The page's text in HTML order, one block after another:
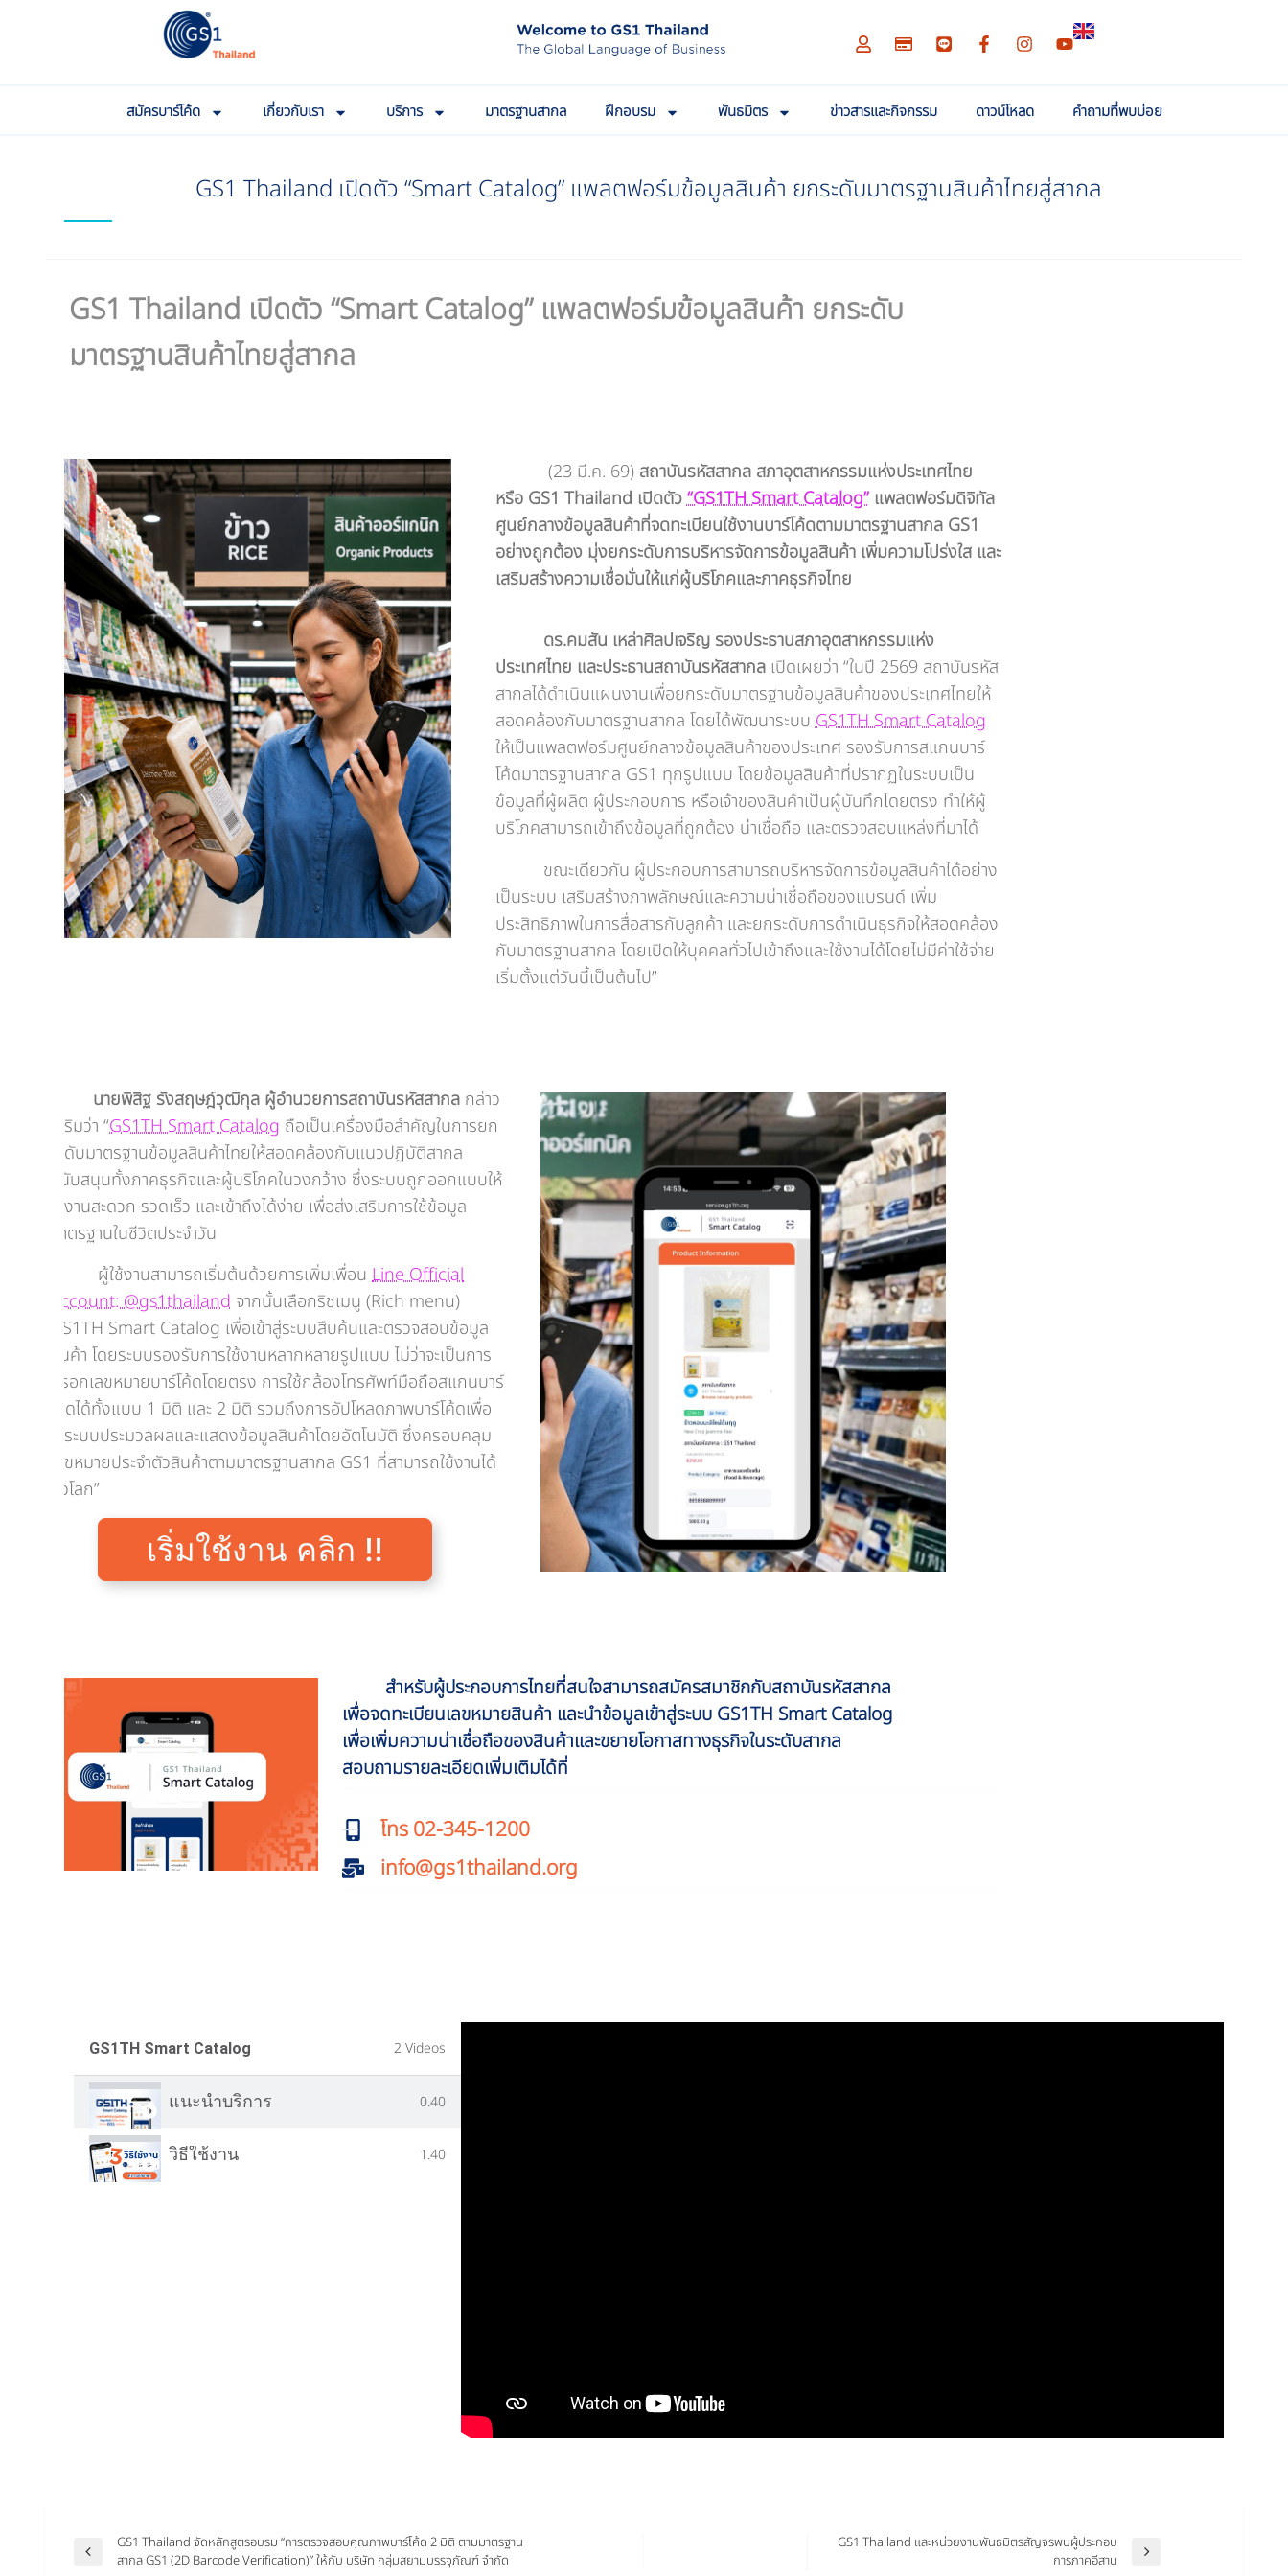
สมัครบาร์โค้ด เกี่ยวกับเรา บริการ มาตรฐานสากล ฝึกอบรม พันธมิตร ข่าวสารและกิจกรรม ดาวน์โหลด คำถามที่พบบ่อย
GS1 Thailand เปิดตัว “Smart Catalog” แพลตฟอร์มข้อมูลสินค้า ยกระดับมาตรฐานสินค้าไทยสู่สากล
GS1 Thailand เปิดตัว “Smart Catalog” แพลตฟอร์มข้อมูลสินค้า ยกระดับ
มาตรฐานสินค้าไทยสู่สากล
(23 มี.ค. 69) สถาบันรหัสสากล สภาอุตสาหกรรมแห่งประเทศไทย
หรือ GS1 Thailand เปิดตัว“GS1TH Smart Catalog”แพลตฟอร์มดิจิทัล
ศูนย์กลางข้อมูลสินค้าที่จดทะเบียนใช้งานบาร์โค้ดตามมาตรฐานสากล GS1
อย่างถูกต้อง มุ่งยกระดับการบริหารจัดการข้อมูลสินค้า เพิ่มความโปร่งใส และ
เสริมสร้างความเชื่อมั่นให้แก่ผู้บริโภคและภาคธุรกิจไทย
ดร.คมสัน เหล่าศิลปเจริญ รองประธานสภาอุตสาหกรรมแห่ง
ประเทศไทย และประธานสถาบันรหัสสากล เปิดเผยว่า “ในปี 2569 สถาบันรหัส
สากลได้ดำเนินแผนงานเพื่อยกระดับมาตรฐานข้อมูลสินค้าของประเทศไทยให้
สอดคล้องกับมาตรฐานสากล โดยได้พัฒนาระบบGS1TH Smart Catalog
ให้เป็นแพลตฟอร์มศูนย์กลางข้อมูลสินค้าของประเทศ รองรับการสแกนบาร์
โค้ดมาตรฐานสากล GS1 ทุกรูปแบบ โดยข้อมูลสินค้าที่ปรากฏในระบบเป็น
ข้อมูลที่ผู้ผลิต ผู้ประกอบการ หรือเจ้าของสินค้าเป็นผู้บันทึกโดยตรง ทำให้ผู้
บริโภคสามารถเข้าถึงข้อมูลที่ถูกต้อง น่าเชื่อถือ และตรวจสอบแหล่งที่มาได้
ขณะเดียวกัน ผู้ประกอบการสามารถบริหารจัดการข้อมูลสินค้าได้อย่าง
เป็นระบบ เสริมสร้างภาพลักษณ์และความน่าเชื่อถือของแบรนด์ เพิ่ม
ประสิทธิภาพในการสื่อสารกับลูกค้า และยกระดับการดำเนินธุรกิจให้สอดคล้อง
กับมาตรฐานสากล โดยเปิดให้บุคคลทั่วไปเข้าถึงและใช้งานได้โดยไม่มีค่าใช้จ่าย
เริ่มตั้งแต่วันนี้เป็นต้นไป”
นายพิสิฐ รังสฤษฎ์วุฒิกุล ผู้อำนวยการสถาบันรหัสสากล กล่าว
เสริมว่า “GS1TH Smart Catalog ถือเป็นเครื่องมือสำคัญในการยก
ระดับมาตรฐานข้อมูลสินค้าไทยให้สอดคล้องกับแนวปฏิบัติสากล
สนับสนุนทั้งภาคธุรกิจและผู้บริโภคในวงกว้าง ซึ่งระบบถูกออกแบบให้
ใช้งานสะดวก รวดเร็ว และเข้าถึงได้ง่าย เพื่อส่งเสริมการใช้ข้อมูล
มาตรฐานในชีวิตประจำวัน
ผู้ใช้งานสามารถเริ่มต้นด้วยการเพิ่มเพื่อน Line Official
Account: @gs1thailand จากนั้นเลือกริชเมนู (Rich menu)
GS1TH Smart Catalog เพื่อเข้าสู่ระบบสืบค้นและตรวจสอบข้อมูล
สินค้า โดยระบบรองรับการใช้งานหลากหลายรูปแบบ ไม่ว่าจะเป็นการ
กรอกเลขหมายบาร์โค้ดโดยตรง การใช้กล้องโทรศัพท์มือถือสแกนบาร์
โค้ดได้ทั้งแบบ 1 มิติ และ 2 มิติ รวมถึงการอัปโหลดภาพบาร์โค้ดเพื่อ
ให้ระบบประมวลผลและแสดงข้อมูลสินค้าโดยอัตโนมัติ ซึ่งครอบคลุม
เลขหมายประจำตัวสินค้าตามมาตรฐานสากล GS1 ที่สามารถใช้งานได้
ทั่วโลก”
เริ่มใช้งาน คลิก !!
สำหรับผู้ประกอบการไทยที่สนใจสามารถสมัครสมาชิกกับสถาบันรหัสสากล
เพื่อจดทะเบียนเลขหมายสินค้า และนำข้อมูลเข้าสู่ระบบ GS1TH Smart Catalog
เพื่อเพิ่มความน่าเชื่อถือของสินค้าและขยายโอกาสทางธุรกิจในระดับสากล
สอบถามรายละเอียดเพิ่มเติมได้ที่
โทร 02-345-1200
info@gs1thailand.org
GS1TH Smart Catalog 2 Videos
แนะนำบริการ 0.40
วิธีใช้งาน 1.40
GS1 Thailand จัดหลักสูตรอบรม “การตรวจสอบคุณภาพบาร์โค้ด 2 มิติ ตามมาตรฐาน
สากล GS1 (2D Barcode Verification)” ให้กับ บริษัท กลุ่มสยามบรรจุภัณฑ์ จำกัด
GS1 Thailand และหน่วยงานพันธมิตรสัญจรพบผู้ประกอบ
การภาคอีสาน